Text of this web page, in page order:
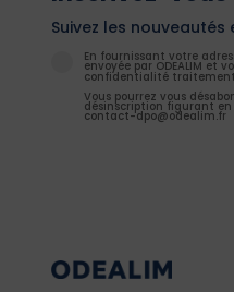
Suivez les
En fournissant votre
envoyée par ODEALIM et
confidentialité
Vous pourrez vous
désinscription figurant
contact-dpo@odealim.fr